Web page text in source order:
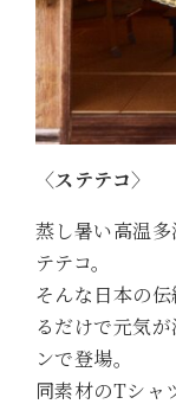
〈ステテコ〉
蒸し暑い高温
テテコ。
そんな日本の
るだけで元気
ンで登場。
同素材のTシャ